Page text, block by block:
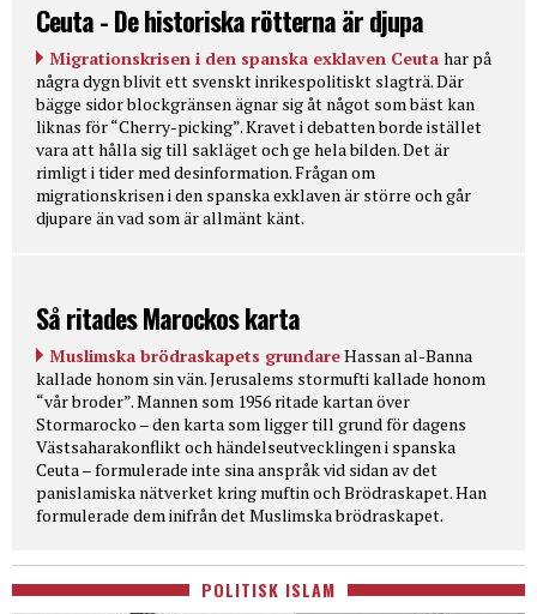
Ceuta - De historiska rötterna är djupa
Migrationskrisen i den spanska exklaven Ceuta har på
några dygn blivit ett svenskt inrikespolitiskt slagträ. Där
bägge sidor blockgränsen ägnar sig åt något som bäst kan
liknas för “Cherry-picking”. Kravet i debatten borde istället
vara att hålla sig till sakläget och ge hela bilden. Det är
rimligt i tider med desinformation. Frågan om
migrationskrisen i den spanska exklaven är större och går
djupare än vad som är allmänt känt.
Så ritades Marockos karta
Muslimska brödraskapets grundareHassan al-Banna
kallade honom sin vän. Jerusalems stormufti kallade honom
“vår broder”. Mannen som 1956 ritade kartan över
Stormarocko – den karta som ligger till grund för dagens
Västsaharakonflikt och händelseutvecklingen i spanska
Ceuta – formulerade inte sina anspråk vid sidan av det
panislamiska nätverket kring muftin och Brödraskapet. Han
formulerade dem inifrån det Muslimska brödraskapet.
POLITISK ISLAM